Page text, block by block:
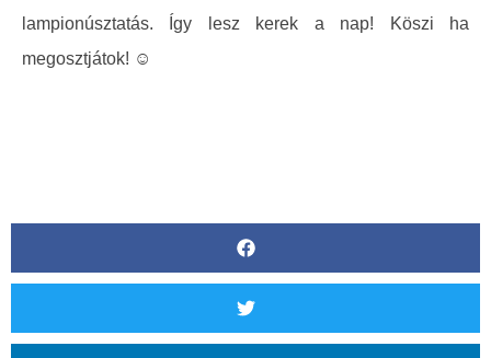
lampionúsztatás. Így lesz kerek a nap! Köszi ha
megosztjátok! ☺️